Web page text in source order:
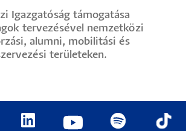
Igazgatóság támogatása
tervezésével nemzetközi
alumni, mobilitási és
területeken.